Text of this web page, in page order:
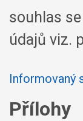
souhlas
údajů viz.
Informovaný
Přílohy